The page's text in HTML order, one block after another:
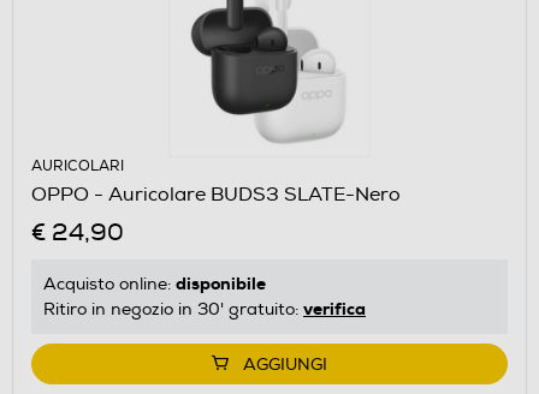
AURICOLARI
OPPO - Auricolare BUDS3 SLATE-Nero
€ 24,90
Acquisto online: disponibile
Ritiro in negozio in 30' gratuito: verifica
AGGIUNGI